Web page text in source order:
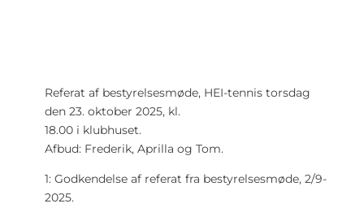
Referat af bestyrelsesmøde, HEI-tennis torsdag
den 23. oktober 2025, kl.
18.00 i klubhuset.
Afbud: Frederik, Aprilla og Tom.
1: Godkendelse af referat fra bestyrelsesmøde, 2/9-
2025.